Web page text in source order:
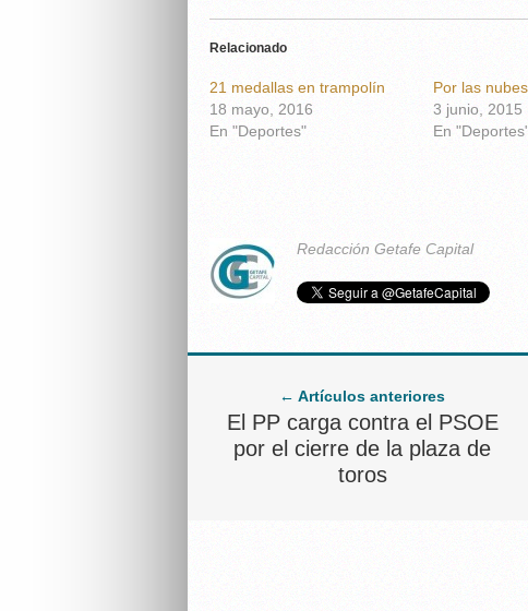
Relacionado
21 medallas en trampolín
18 mayo, 2016
En "Deportes"
Por las nubes
3 junio, 2015
En
Redacción Getafe Capital
← Artículos anteriores
El PP carga contra el PSOE
por el cierre de la plaza de
toros